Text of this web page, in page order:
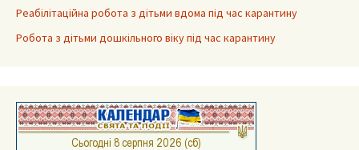
Реабілітаційна робота з дітьми вдома під час карантину
Робота з дітьми дошкільного віку під час карантину